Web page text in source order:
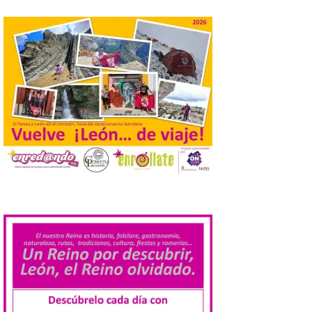
Cabrillanes analizará,
conforme a la legalidad, la
solicitud para la
celebración del Iberia
Eclipse Festival
6 Ago 2026
Durante la mañana de ayer
miércoles ha sido
registrada en el
Ayuntamiento una
solicitud relacionada con
la celebración de este evento. Ante las
Eclipse Festival en […]
La Universidad de León
retoma las excavaciones
en La Peña del Castro para
profundizar en la vida